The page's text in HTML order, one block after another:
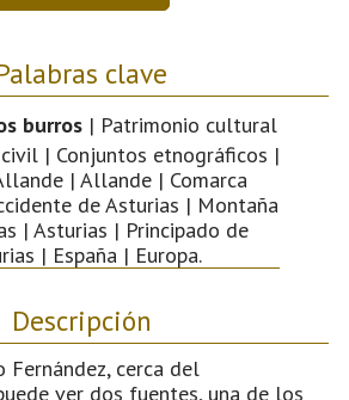
clave
burros | Patrimonio cultural
| Conjuntos etnográficos |
| Allande | Comarca
de Asturias | Montaña
| Asturias | Principado de
| España | Europa.
Descripción
cerca del
ver dos fuentes, una de los